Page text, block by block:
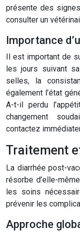
présente des
consulter un
Importance
Il est important de
les jours suivant
selles, la
également l’état
A-t-il perdu
changement
contactez
Traitement
La diarrhée post-
résorbe d’elle-
les soins
prévenir les
Approche